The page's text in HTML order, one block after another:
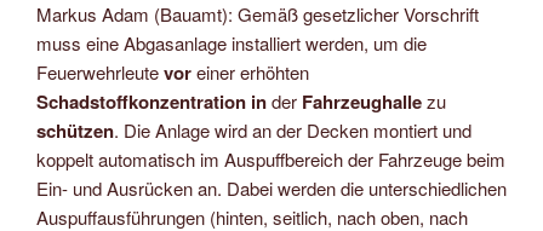
Markus Adam (Bauamt): Gemäß gesetzlicher Vorschrift
muss eine Abgasanlage installiert werden, um die
Feuerwehrleutevoreiner erhöhten
Schadstoffkonzentration inder Fahrzeughallezu
schützen. Die Anlage wird an der Decken montiert und
koppelt automatisch im Auspuffbereich der Fahrzeuge beim
Ein- und Ausrücken an. Dabei werden die unterschiedlichen
Auspuffausführungen (hinten, seitlich, nach oben, nach